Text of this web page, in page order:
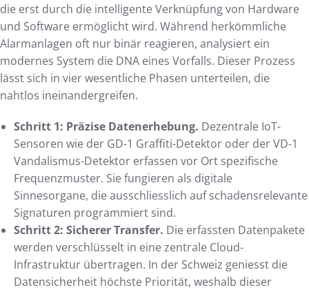
die erst durch die intelligente Verknüpfung von Hardware
und Software ermöglicht wird. Während herkömmliche
Alarmanlagen oft nur binär reagieren, analysiert ein
modernes System die DNA eines Vorfalls. Dieser Prozess
lässt sich in vier wesentliche Phasen unterteilen, die
nahtlos ineinandergreifen.
Schritt 1: Präzise Datenerhebung. Dezentrale IoT-
Sensoren wie der GD-1 Graffiti-Detektor oder der VD-1
Vandalismus-Detektor erfassen vor Ort spezifische
Frequenzmuster. Sie fungieren als digitale
Sinnesorgane, die ausschliesslich auf schadensrelevante
Signaturen programmiert sind.
Schritt 2: Sicherer Transfer. Die erfassten Datenpakete
werden verschlüsselt in eine zentrale Cloud-
Infrastruktur übertragen. In der Schweiz geniesst die
Datensicherheit höchste Priorität, weshalb dieser